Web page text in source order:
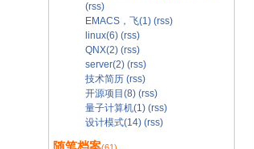
(rss)
EMACS，飞(1) (rss)
linux(6) (rss)
QNX(2) (rss)
server(2) (rss)
技术简历 (rss)
开源项目(8) (rss)
量子计算机(1) (rss)
设计模式(14) (rss)